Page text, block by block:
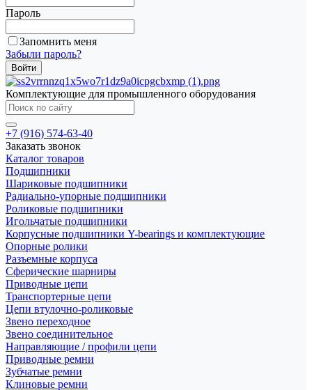
Пароль
Запомнить меня
Забыли пароль?
Комплектующие для промышленного оборудования
+7 (916) 574-63-40
Заказать звонок
Каталог товаров
Подшипники
Шариковые подшипники
Радиально-упорные подшипники
Роликовые подшипники
Игольчатые подшипники
Корпусные подшипники Y-bearings и комплектующие
Опорные ролики
Разъемные корпуса
Сферические шарниры
Приводные цепи
Транспортерные цепи
Цепи втулочно-роликовые
Звено переходное
Звено соединительное
Направляющие / профили цепи
Приводные ремни
Зубчатые ремни
Клиновые ремни